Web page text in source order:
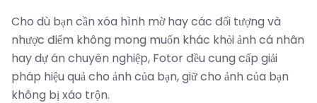
Cho dù bạn cần xóa hình mờ hay các đối tượng và
nhược điểm không mong muốn khác khỏi ảnh cá nhân
hay dự án chuyên nghiệp, Fotor đều cung cấp giải
pháp hiệu quả cho ảnh của bạn, giữ cho ảnh của bạn
không bị xáo trộn.